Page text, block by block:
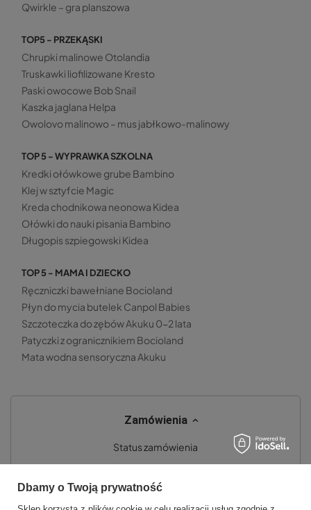
Qwirkle – gra planszowa
TOP5 - PRZEKĄSKI
Chrupki malinowe Otolandia
Truskawki liofilizowane Kresto
Paski owocowe Bob Snail
Kaszka jaglana Helpa
Owolovo malinowo – mus jabłkowo-malinowy
TOP 5 - WYPRAWKA SZKOLNA
Kredki ołówkowe grube Bambino
Klej w sztyfcie Magic
Kreda chodnikowa neonowa Kidea
Ołówki do nauki pisania Bambino
Długopis szpiegowski Kidea
TOP 5 - MAMA I DZIECKO
Ręczniczki bawełniane Bocioland
Płyn do mycia butelek Canpol Babies
Szczoteczka do zębów Akuku 0-2 lata
Patyczki z ogranicznikiem Bocioland
Mata wodna sensoryczna Akuku
Zamówienia
Status zamówienia
Chcę zareklamować produkt
Dbamy o Twoją prywatność